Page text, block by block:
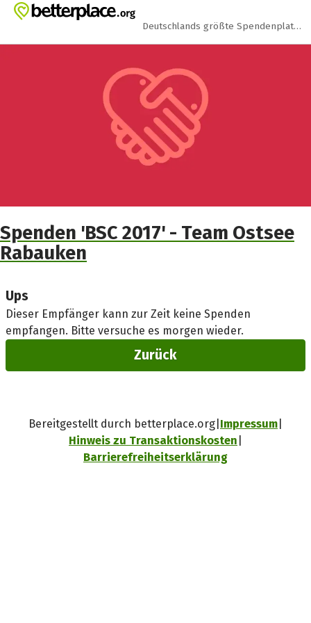
Zum Hauptinhalt springen
Erklärung zur Barrierefreiheit anzeigen
Deutschlands größte Spendenplattform
Spenden 'BSC 2017' - Team Ostsee
Rabauken
Ups
Dieser Empfänger kann zur Zeit keine Spenden
empfangen. Bitte versuche es morgen wieder.
Zurück
Bereitgestellt durch betterplace.org Impressum
Hinweis zu Transaktionskosten
Barrierefreiheitserklärung